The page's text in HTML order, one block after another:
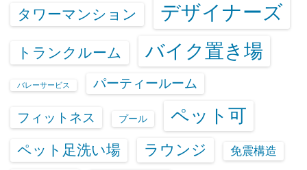
タワーマンション デザイナーズ
トランクルーム バイク置き場
バレーサービス パーティールーム
フィットネス プール ペット可
ペット足洗い場 ラウンジ 免震構造